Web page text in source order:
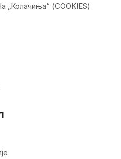
„колачиња“ (COOKIES)